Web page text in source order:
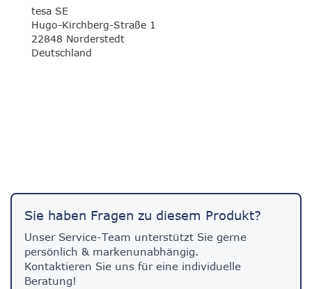
tesa SE
Hugo-Kirchberg-Straße 1
22848 Norderstedt
Deutschland
Sie haben Fragen zu diesem Produkt?
Unser Service-Team unterstützt Sie gerne
persönlich & markenunabhängig.
Kontaktieren Sie uns für eine individuelle
Beratung!